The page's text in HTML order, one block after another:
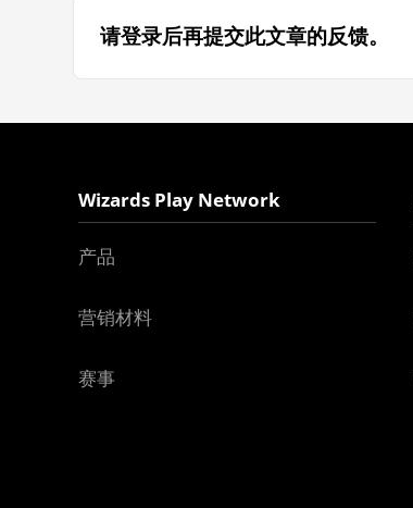
请登录后再提交此文章的反馈。
Wizards Play Network
产品
营销材料
赛事